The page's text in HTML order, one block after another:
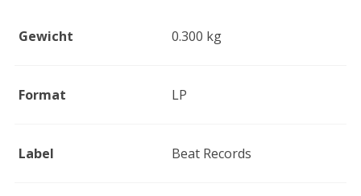
Gewicht 0.300 kg
Format LP
Label Beat Records